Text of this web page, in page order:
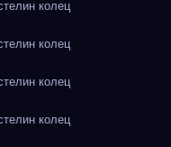
колец
колец
колец
колец